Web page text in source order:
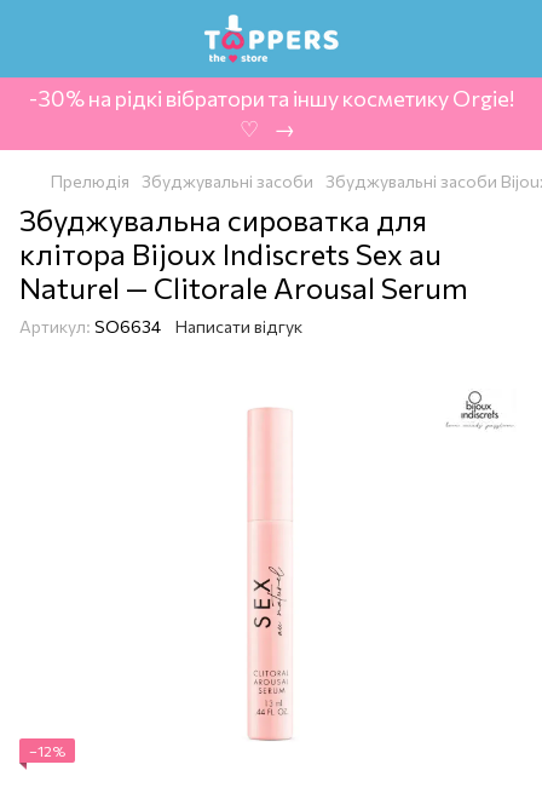
-30% на рідкі вібратори та іншу косметику Orgie!
‍ ♡ ‍ → ‍
Прелюдія Збуджувальні засоби Збуджувальні засоби
Збуджувальна сироватка для
клітора Bijoux Indiscrets Sex au
Naturel — Clitorale Arousal Serum
Артикул: SO6634 Написати відгук
−12%